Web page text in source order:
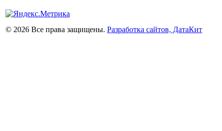
© 2026 Все права защищены. Разработка сайтов, ДатаКит